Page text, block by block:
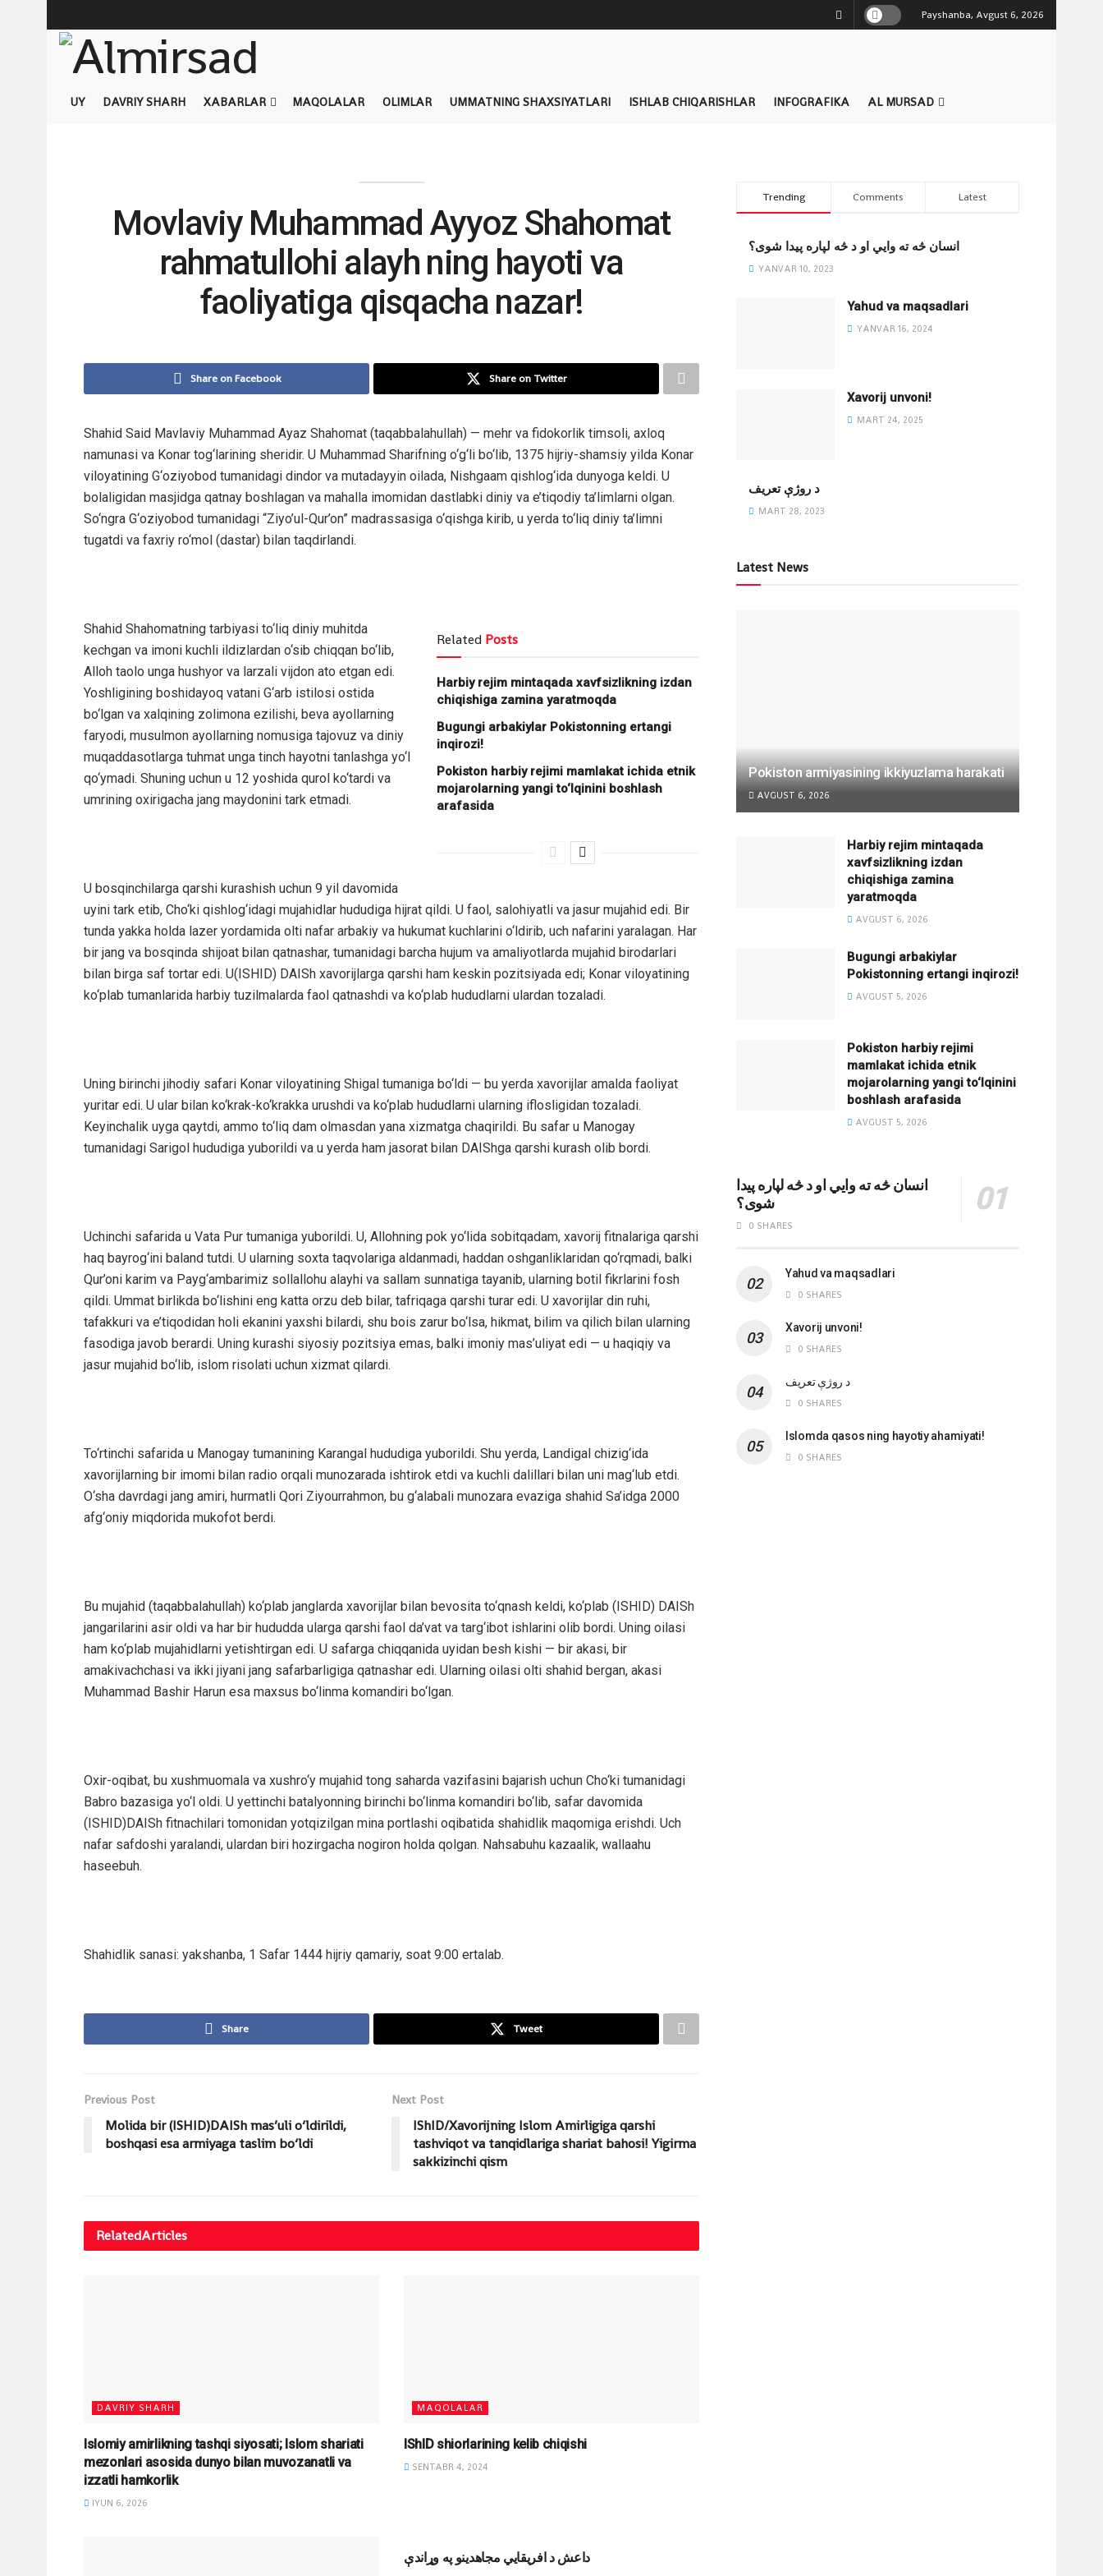
Payshanba, Avgust 6, 2026
UY DAVRIY SHARH XABARLAR MAQOLALAR OLIMLAR UMMATNING SHAXSIYATLARI ISHLAB CHIQARISHLAR INFOGRAFIKA AL MURSAD
Movlaviy Muhammad Ayyoz Shahomat
rahmatullohi alayh ning hayoti va
faoliyatiga qisqacha nazar!
Share on Facebook Share on Twitter
Shahid Said Mavlaviy Muhammad Ayaz Shahomat (taqabbalahullah) — mehr va fidokorlik timsoli, axloq
namunasi va Konar tog‘larining sheridir. U Muhammad Sharifning o‘g‘li bo‘lib, 1375 hijriy-shamsiy yilda Konar
viloyatining G‘oziyobod tumanidagi dindor va mutadayyin oilada, Nishgaam qishlog‘ida dunyoga keldi. U
bolaligidan masjidga qatnay boshlagan va mahalla imomidan dastlabki diniy va e’tiqodiy ta’limlarni olgan.
So‘ngra G‘oziyobod tumanidagi “Ziyo’ul-Qur’on” madrassasiga o‘qishga kirib, u yerda to‘liq diniy ta’limni
tugatdi va faxriy ro‘mol (dastar) bilan taqdirlandi.
Related Posts
Harbiy rejim mintaqada xavfsizlikning izdan
chiqishiga zamina yaratmoqda
Bugungi arbakiylar Pokistonning ertangi
inqirozi!
Pokiston harbiy rejimi mamlakat ichida etnik
mojarolarning yangi to‘lqinini boshlash
arafasida
Shahid Shahomatning tarbiyasi to‘liq diniy muhitda
kechgan va imoni kuchli ildizlardan o‘sib chiqqan bo‘lib,
Alloh taolo unga hushyor va larzali vijdon ato etgan edi.
Yoshligining boshidayoq vatani G‘arb istilosi ostida
bo‘lgan va xalqining zolimona ezilishi, beva ayollarning
faryodi, musulmon ayollarning nomusiga tajovuz va diniy
muqaddasotlarga tuhmat unga tinch hayotni tanlashga yo‘l
qo‘ymadi. Shuning uchun u 12 yoshida qurol ko‘tardi va
umrining oxirigacha jang maydonini tark etmadi.
U bosqinchilarga qarshi kurashish uchun 9 yil davomida
uyini tark etib, Cho‘ki qishlog‘idagi mujahidlar hududiga hijrat qildi. U faol, salohiyatli va jasur mujahid edi. Bir
tunda yakka holda lazer yordamida olti nafar arbakiy va hukumat kuchlarini o‘ldirib, uch nafarini yaralagan. Har
bir jang va bosqinda shijoat bilan qatnashar, tumanidagi barcha hujum va amaliyotlarda mujahid birodarlari
bilan birga saf tortar edi. U(ISHID) DAISh xavorijlarga qarshi ham keskin pozitsiyada edi; Konar viloyatining
ko‘plab tumanlarida harbiy tuzilmalarda faol qatnashdi va ko‘plab hududlarni ulardan tozaladi.
Uning birinchi jihodiy safari Konar viloyatining Shigal tumaniga bo‘ldi — bu yerda xavorijlar amalda faoliyat
yuritar edi. U ular bilan ko‘krak-ko‘krakka urushdi va ko‘plab hududlarni ularning iflosligidan tozaladi.
Keyinchalik uyga qaytdi, ammo to‘liq dam olmasdan yana xizmatga chaqirildi. Bu safar u Manogay
tumanidagi Sarigol hududiga yuborildi va u yerda ham jasorat bilan DAIShga qarshi kurash olib bordi.
Uchinchi safarida u Vata Pur tumaniga yuborildi. U, Allohning pok yo‘lida sobitqadam, xavorij fitnalariga qarshi
haq bayrog‘ini baland tutdi. U ularning soxta taqvolariga aldanmadi, haddan oshganliklaridan qo‘rqmadi, balki
Qur’oni karim va Payg‘ambarimiz sollallohu alayhi va sallam sunnatiga tayanib, ularning botil fikrlarini fosh
qildi. Ummat birlikda bo‘lishini eng katta orzu deb bilar, tafriqaga qarshi turar edi. U xavorijlar din ruhi,
tafakkuri va e’tiqodidan holi ekanini yaxshi bilardi, shu bois zarur bo‘lsa, hikmat, bilim va qilich bilan ularning
fasodiga javob berardi. Uning kurashi siyosiy pozitsiya emas, balki imoniy mas’uliyat edi — u haqiqiy va
jasur mujahid bo‘lib, islom risolati uchun xizmat qilardi.
To‘rtinchi safarida u Manogay tumanining Karangal hududiga yuborildi. Shu yerda, Landigal chizig‘ida
xavorijlarning bir imomi bilan radio orqali munozarada ishtirok etdi va kuchli dalillari bilan uni mag‘lub etdi.
O‘sha davrdagi jang amiri, hurmatli Qori Ziyourrahmon, bu g‘alabali munozara evaziga shahid Sa’idga 2000
afg‘oniy miqdorida mukofot berdi.
Bu mujahid (taqabbalahullah) ko‘plab janglarda xavorijlar bilan bevosita to‘qnash keldi, ko‘plab (ISHID) DAISh
jangarilarini asir oldi va har bir hududda ularga qarshi faol da’vat va targ‘ibot ishlarini olib bordi. Uning oilasi
ham ko‘plab mujahidlarni yetishtirgan edi. U safarga chiqqanida uyidan besh kishi — bir akasi, bir
amakivachchasi va ikki jiyani jang safarbarligiga qatnashar edi. Ularning oilasi olti shahid bergan, akasi
Muhammad Bashir Harun esa maxsus bo‘linma komandiri bo‘lgan.
Oxir-oqibat, bu xushmuomala va xushro‘y mujahid tong saharda vazifasini bajarish uchun Cho‘ki tumanidagi
Babro bazasiga yo‘l oldi. U yettinchi batalyonning birinchi bo‘linma komandiri bo‘lib, safar davomida
(ISHID)DAISh fitnachilari tomonidan yotqizilgan mina portlashi oqibatida shahidlik maqomiga erishdi. Uch
nafar safdoshi yaralandi, ulardan biri hozirgacha nogiron holda qolgan. Nahsabuhu kazaalik, wallaahu
haseebuh.
Shahidlik sanasi: yakshanba, 1 Safar 1444 hijriy qamariy, soat 9:00 ertalab.
Share Tweet
Previous Post
Molida bir (ISHID)DAISh mas’uli o‘ldirildi,
boshqasi esa armiyaga taslim bo‘ldi
Next Post
IShID/Xavorijning Islom Amirligiga qarshi
tashviqot va tanqidlariga shariat bahosi! Yigirma
sakkizinchi qism
RelatedArticles
DAVRIY SHARH
Islomiy amirlikning tashqi siyosati; Islom shariati
mezonlari asosida dunyo bilan muvozanatli va
izzatli hamkorlik
IYUN 6, 2026
MAQOLALAR
IShID shiorlarining kelib chiqishi
SENTABR 4, 2024
داعش د افریقايي مجاهدینو په وړاندې
Trending Comments Latest
انسان څه ته وایي او د څه لپاره پیدا شوی؟
YANVAR 10, 2023
Yahud va maqsadlari
YANVAR 16, 2024
Xavorij unvoni!
MART 24, 2025
‌د روژې تعریف
MART 28, 2023
Latest News
Pokiston armiyasining ikkiyuzlama harakati
AVGUST 6, 2026
Harbiy rejim mintaqada
xavfsizlikning izdan
chiqishiga zamina
yaratmoqda
AVGUST 6, 2026
Bugungi arbakiylar
Pokistonning ertangi inqirozi!
AVGUST 5, 2026
Pokiston harbiy rejimi
mamlakat ichida etnik
mojarolarning yangi to‘lqinini
boshlash arafasida
AVGUST 5, 2026
انسان څه ته وایي او د څه لپاره پیدا
شوی؟
0 SHARES
Yahud va maqsadlari
0 SHARES
Xavorij unvoni!
0 SHARES
‌د روژې تعریف
0 SHARES
Islomda qasos ning hayotiy ahamiyati!
0 SHARES